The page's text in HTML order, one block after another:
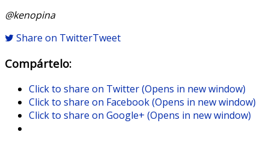
@kenopina
Share on TwitterTweet
Compártelo:
Click to share on Twitter (Opens in new window)
Click to share on Facebook (Opens in new window)
Click to share on Google+ (Opens in new window)